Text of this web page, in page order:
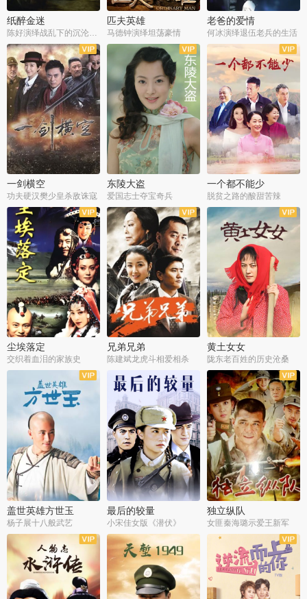
纸醉金迷 匹夫英雄
马德钟演绎坦荡豪情
老爸的爱情
何冰演绎退伍老兵的生活
全40集
一剑横空
功夫硬汉樊少皇杀敌诛寇
全33集
东陵大盗
爱国志士夺宝奇兵
全36集
一个都不能少
脱贫之路的酸甜苦辣
全25集
尘埃落定
交织着血泪的家族史
全50集
兄弟兄弟
陈建斌龙虎斗相爱相杀
全23集
黄土女女
陇东老百姓的历史沧桑
全36集
盖世英雄方世玉
杨子展十八般武艺
全28集
最后的较量
小宋佳女版《潜伏》
全44集
独立纵队
女匪秦海璐示爱王新军
全40集
全30集 全43集